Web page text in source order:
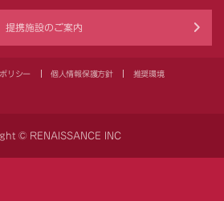
提携施設のご案内
リシー 個人情報保護方針 推奨環境
© RENAISSANCE INC